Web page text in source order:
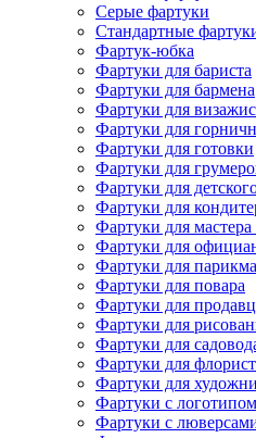
Серые фартуки
Стандартные
Фартук-юбка
Фартуки для бариста
Фартуки для бармена
Фартуки для
Фартуки для
Фартуки для готовки
Фартуки для
Фартуки для
Фартуки для
Фартуки для
Фартуки для
Фартуки для
Фартуки для повара
Фартуки для
Фартуки для
Фартуки для
Фартуки для
Фартуки для
Фартуки с логотипом
Фартуки с